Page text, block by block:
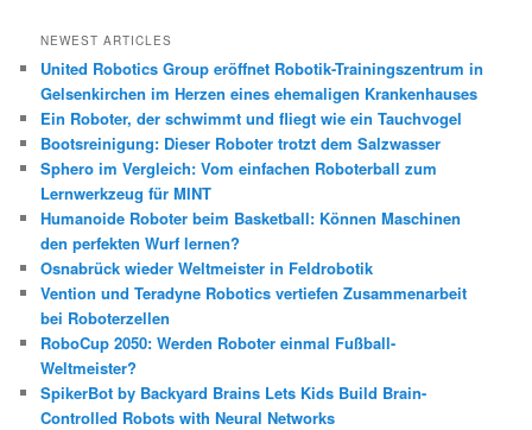
h
n
NEWEST ARTICLES
United Robotics Group eröffnet Robotik-Trainingszentrum in
Gelsenkirchen im Herzen eines ehemaligen Krankenhauses
Ein Roboter, der schwimmt und fliegt wie ein Tauchvogel
Bootsreinigung: Dieser Roboter trotzt dem Salzwasser
Sphero im Vergleich: Vom einfachen Roboterball zum
Lernwerkzeug für MINT
Humanoide Roboter beim Basketball: Können Maschinen
den perfekten Wurf lernen?
Osnabrück wieder Weltmeister in Feldrobotik
Vention und Teradyne Robotics vertiefen Zusammenarbeit
bei Roboterzellen
RoboCup 2050: Werden Roboter einmal Fußball-
Weltmeister?
SpikerBot by Backyard Brains Lets Kids Build Brain-
Controlled Robots with Neural Networks